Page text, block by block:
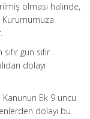
olması halinde,
gün sıfır
dolayı
Ek 9 uncu
dolayı bu